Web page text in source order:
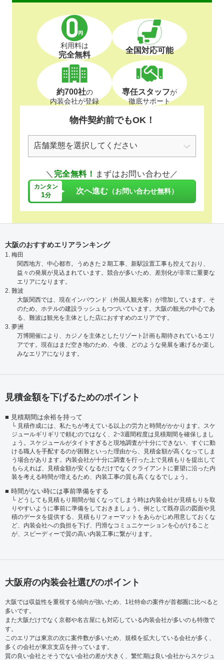
利用料は
完全無料 全国対応可能
約700社の
内装会社が登録
専任スタッフが
徹底サポート
物件契約前でもOK！
＼ 完全無料！ まずはお問い合わせ／
カンタン
1分 次へ進む （お問い合わせ無料）
大阪のおすすめエリアランキング
1. 梅田
関西地方、中心都市。うめきた２期工事、新駅設置工事も控えており、
益々の発展が見込まれています。競合が多いため、差別化が非常に重要な
エリアになります。
2. 難波
大阪関西では、現在インバウンド（外国人観光客）が増加しています。そ
のため、ホテルの建設ラッシュもつづいています。大阪の観光の中心であ
る、難波は観光を主体とした店におすすめのエリアです。
3. 夢洲
万博開催により、カジノを主体としたリゾート計画も期待されているエリ
アです。現在はまだ空き地のため、今後、どのような発展を遂げるか楽し
みなエリアになります。
見積金額を下げるためのポイント
見積期間は余裕を持って
見積作成には、私たちが考えている以上の労力と時間がかかります。スケ
ジュールギリギリで頼むのではなく、2~3週間程度は見積期間を確保しまし
ょう。スケジュールがタイトすぎると現地調査が十分にできない、すぐに動
ける職人を手配するのが困難といった理由から、見積金額が高くなってしま
う場合があります。内装会社が十分に調査を行った上で見積もりを提出して
もらえれば、見積金額が安くなるだけでなくクライアントに要望に沿った内
装を考える時間が増えるため、内装工事の質も高くなるでしょう。
時間がない時には事前準備をする
どうしても見積もり期間が短くなってしまう時は内装会社が見積もりを取
りやすいように事前に準備をしておきましょう。例として既存店の図面や見
積のデータを提供する、見積もりフォーマットをあらかじめ用意しておくな
ど、内装会社への負担を下げ、円滑なコミュニケーションを心がけること
が、スピーディーで質の高い内装工事に繋がります。
大阪府の内装会社選びのポイント
大阪では収益性を重視する傾向が強いため、1社特命の案件が首都圏に比べると
多いです。
また大阪だけでなく京都や名古屋にも対応している内装会社が多いのも特徴で
す。
このエリアは東京の次に案件数が多いため、規模を拡大している会社が多く、
多くの会社が東京支店を持っています。
質の良い会社とそうでない会社の差が大きく、繁忙期は良い会社からスケジュ